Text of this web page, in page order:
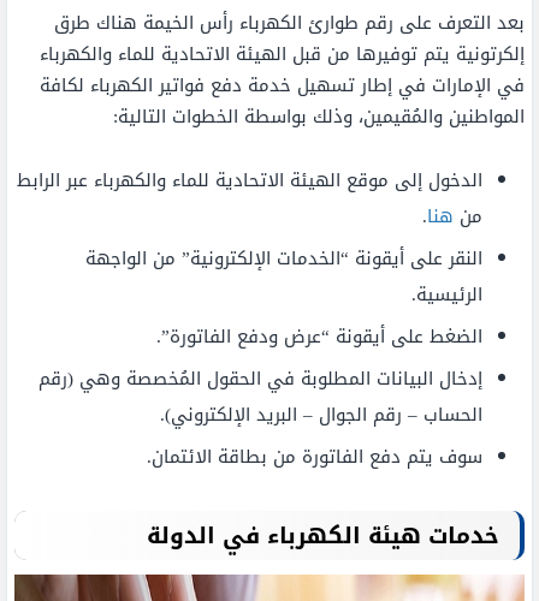
بعد التعرف على رقم طوارئ الكهرباء رأس الخيمة هناك طرق
إلكرتونية يتم توفيرها من قبل الهيئة الاتحادية للماء والكهرباء
في الإمارات في إطار تسهيل خدمة دفع فواتير الكهرباء لكافة
المواطنين والمُقيمين، وذلك بواسطة الخطوات التالية:
الدخول إلى موقع الهيئة الاتحادية للماء والكهرباء عبر الرابط
من هنا.
النقر على أيقونة “الخدمات الإلكترونية” من الواجهة
الرئيسية.
الضغط على أيقونة “عرض ودفع الفاتورة”.
إدخال البيانات المطلوبة في الحقول المُخصصة وهي (رقم
الحساب – رقم الجوال – البريد الإلكتروني).
سوف يتم دفع الفاتورة من بطاقة الائتمان.
خدمات هيئة الكهرباء في الدولة